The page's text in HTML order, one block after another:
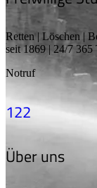
Retten | Löschen |
seit 1869 | 24/7 365
Notruf
122
Über uns